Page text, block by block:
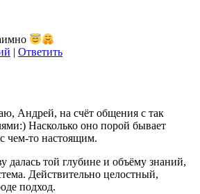
| Ответить
Андрей, на счёт общения с так
Насколько оно порой бывает
чем-то настоящим.
далась той глубине и объёму знаний,
Действительно целостный,
подход.